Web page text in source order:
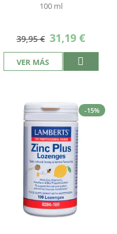
100 ml
39,95 € Precio
especial
31,19 €
VER MÁS
-15%